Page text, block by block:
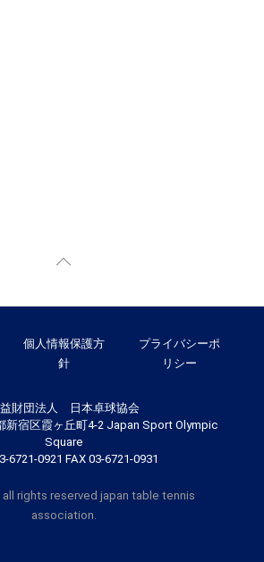
個人情報保護方
針
プライバシーポ
リシー
財団法人 日本卓球協会
新宿区霞ヶ丘町4-2 Japan Sport Olympic
Square
6721-0921 FAX 03-6721-0931
rights reserved japan table tennis
association.